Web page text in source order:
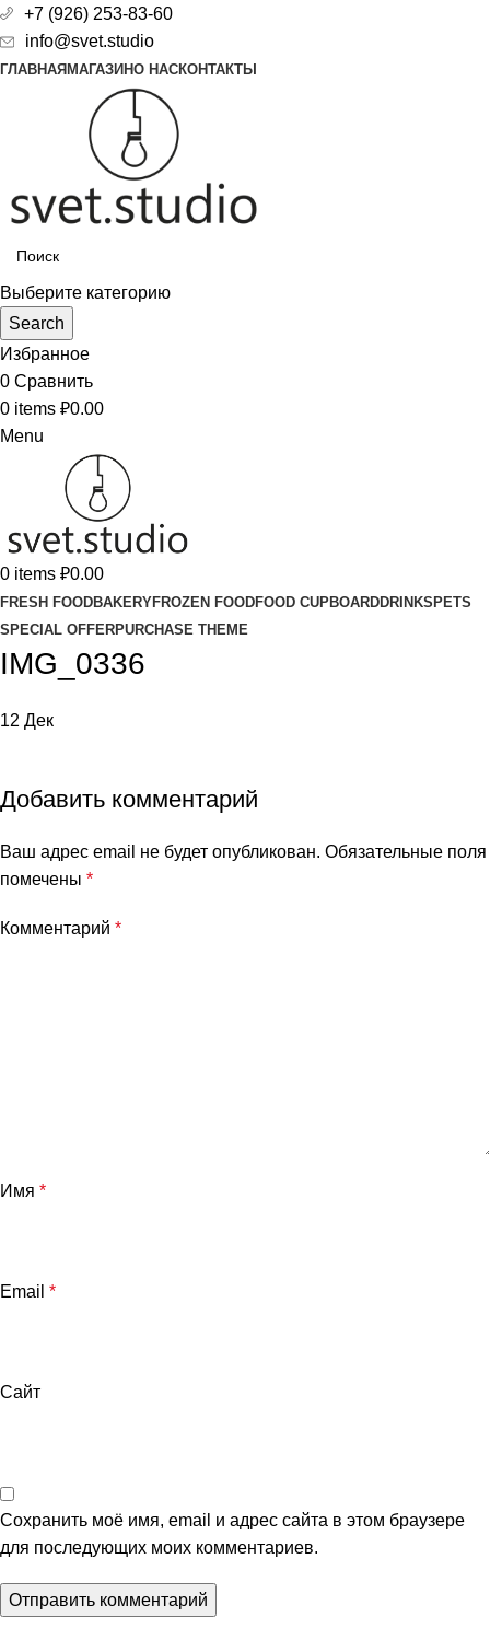
+7 (926) 253-83-60
info@svet.studio
ГЛАВНАЯ МАГАЗИНО НАСКОНТАКТЫ
Выберите категорию
Search
Избранное
0 Сравнить
0 items ₽0.00
Menu
0 items ₽0.00
FRESH FOODBAKERYFROZEN FOODFOOD CUPBOARDDRINKSPETS
SPECIAL OFFERPURCHASE THEME
IMG_0336
12 Дек
Добавить комментарий
Ваш адрес email не будет опубликован. Обязательные поля
помечены *
Комментарий *
Имя *
Email *
Сайт
Сохранить моё имя, email и адрес сайта в этом браузере
для последующих моих комментариев.